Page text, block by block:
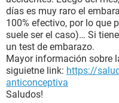
días es muy raro el
100% efectivo, por lo que
suele ser el caso)… Si
un test de embarazo.
Mayor información sobre
siguietne link: https://
anticonceptiva
Saludos!